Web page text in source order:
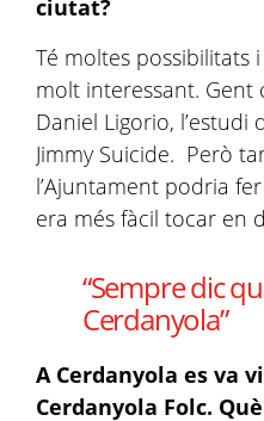
ciutat?
Té moltes possibilitats
molt interessant. Gent
Daniel Ligorio, l’estudi
Jimmy Suicide. Però
l’Ajuntament podria
era més fàcil tocar en
“Sempre dic
Cerdanyola”
A Cerdanyola es va
Cerdanyola Folc.